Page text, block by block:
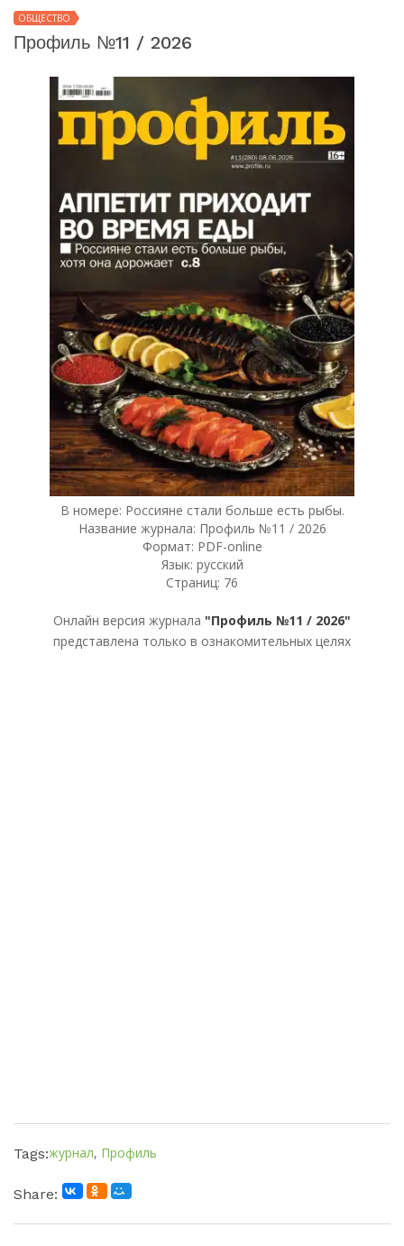
ОБЩЕСТВО
Профиль №11 / 2026
В номере: Россияне стали больше есть рыбы.
Название журнала: Профиль №11 / 2026
Формат: PDF-online
Язык: русский
Страниц: 76
Онлайн версия журнала "Профиль №11 / 2026"
представлена только в ознакомительных целях
Tags:журнал, Профиль
Share: